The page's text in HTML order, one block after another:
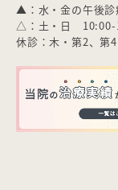
▲：水・金の午後診
△：土・日 10:00-
休診：木・第2、第